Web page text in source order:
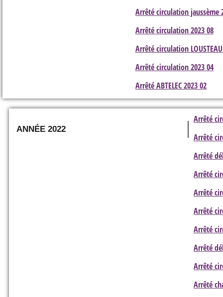
Arrêté circulation jaussème
Arrêté circulation 2023 08
Arrêté circulation
Arrêté circulation 2023 04
Arrêté ABTELEC 2023 02
ANNÉE 2022
Arrêté
Arrêté
Arrêté
Arrêté
Arrêté
Arrêté
Arrêté
Arrêté
Arrêté
Arrêté